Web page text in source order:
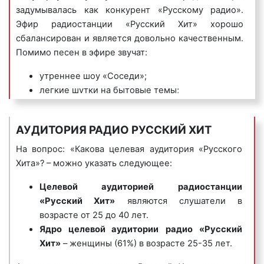
Пример музыкального логотипа на радио «Русский
хит»:
5) джинглы– короткие, как правило 20 сек.,
клиенту либо о самой компании, либо о
продаваемых ею товарах или оказываемых услугах.
Джинглы хорошо запоминаются и относятся к
«прилипчивым песенкам».
Пример рекламного ролика джингл на радио
«Русский хит»:
задумывалась как конкурент «Русскому радио».
Эфир радиостанции «Русский Хит» хорошо
сбалансирован и является довольно качественным.
Помимо песен в эфире звучат:
утреннее шоу «Соседи»;
легкие шутки на бытовые темы;
ирония по отношению к проживающим «чуть
звучащих в рамках Шоу;
новости и увлекательные розыгрыши, в
которых хочется принять участие;
двадцать лучших хитов российского шоу-
бизнеса по версии слушателей Радио;
Русский Хит за неделю и многое другое.
Радио «Русский Хит» очень популярно среди
АУДИТОРИЯ РАДИО РУССКИЙ ХИТ
На вопрос: «Какова целевая аудитория «Русского
Хита»? – можно указать следующее:
Целевой аудиторией
радиостанции
«Русский Хит» являются слушатели в
возрасте от 25 до 40 лет.
Ядро целевой аудитории
радио
«Русский
Хит» – женщины (61%) в возрасте 25-35 лет.